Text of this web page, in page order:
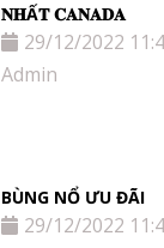
𝐍𝐇Ấ𝐓 𝐂𝐀𝐍𝐀𝐃𝐀
29/12/2022
Admin
BÙNG NỔ ƯU ĐÃI
29/12/2022